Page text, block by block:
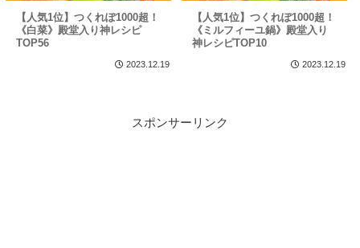
【人気1位】つくれぽ1000超！
《白菜》殿堂入り神レシピ
TOP56
2023.12.19
【人気1位】つくれぽ1000超！
《ミルフィーユ鍋》殿堂入り
神レシピTOP10
2023.12.19
スポンサーリンク